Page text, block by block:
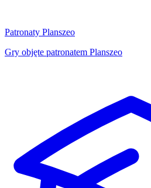
Patronaty Planszeo
Gry objęte patronatem Planszeo